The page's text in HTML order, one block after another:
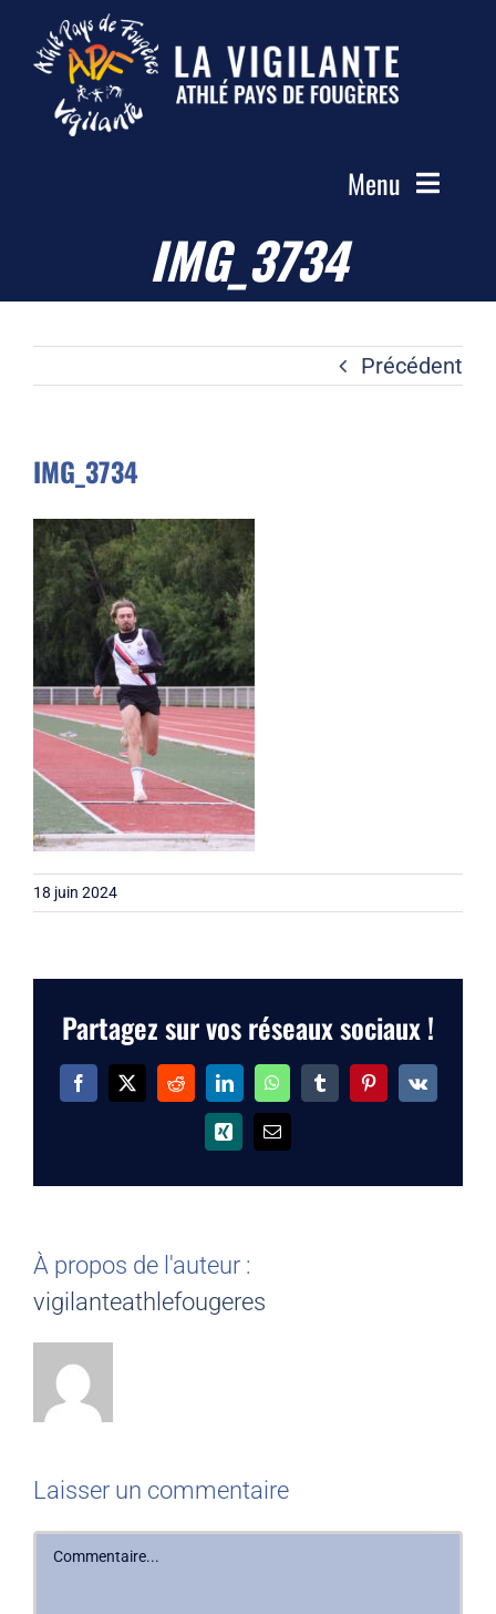
Passer
contenu
Menu
Photos
Contact
IMG_3734
Précédent
IMG_3734
18 juin 2024
Partagez sur vos réseaux sociaux !
Facebook
X RedditLinkedInWhatsAppTumblrPinterest
Vk
Xing Email
À propos de l'auteur :
vigilanteathlefougeres
Laisser un commentaire
Commentaire